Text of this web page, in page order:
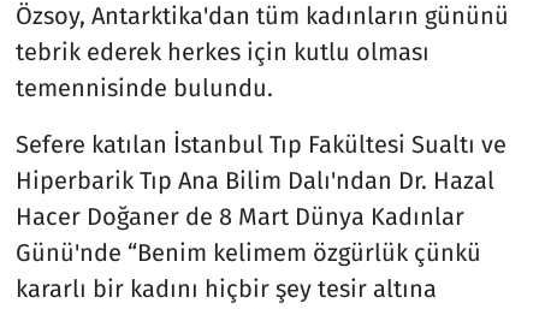
Özsoy, Antarktika'dan tüm kadınların gününü
tebrik ederek herkes için kutlu olması
temennisinde bulundu.
Sefere katılan İstanbul Tıp Fakültesi Sualtı ve
Hiperbarik Tıp Ana Bilim Dalı'ndan Dr. Hazal
Hacer Doğaner de 8 Mart Dünya Kadınlar
Günü'nde “Benim kelimem özgürlük çünkü
kararlı bir kadını hiçbir şey tesir altına